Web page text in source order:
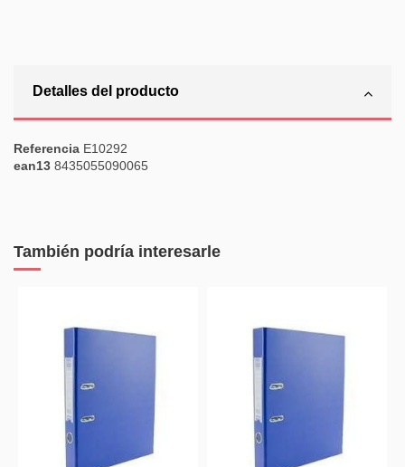
Detalles del producto
Referencia E10292
ean13 8435055090065
También podría interesarle